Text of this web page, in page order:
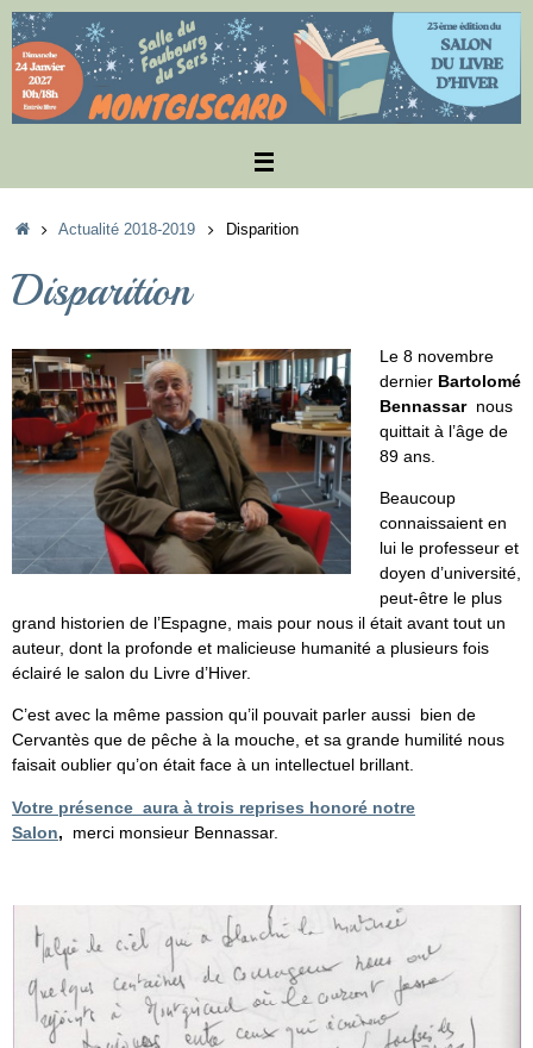
Passer
au
contenu
Accueil
Actualité 2018-2019 Disparition
Disparition
Le 8 novembre
dernier Bartolomé
Bennassarnous
quittait à l’âge de
89 ans.
Beaucoup
connaissaient en
lui le professeur et
doyen d’université,
peut-être le plus
grand historien de l’Espagne, mais pour nous il était avant tout un
auteur, dont la profonde et malicieuse humanité a plusieurs fois
éclairé le salon du Livre d’Hiver.
C’est avec la même passion qu’il pouvait parler aussi bien de
Cervantès que de pêche à la mouche, et sa grande humilité nous
faisait oublier qu’on était face à un intellectuel brillant.
Votre présence aura à trois reprises honoré notre
Salon, merci monsieur Bennassar.